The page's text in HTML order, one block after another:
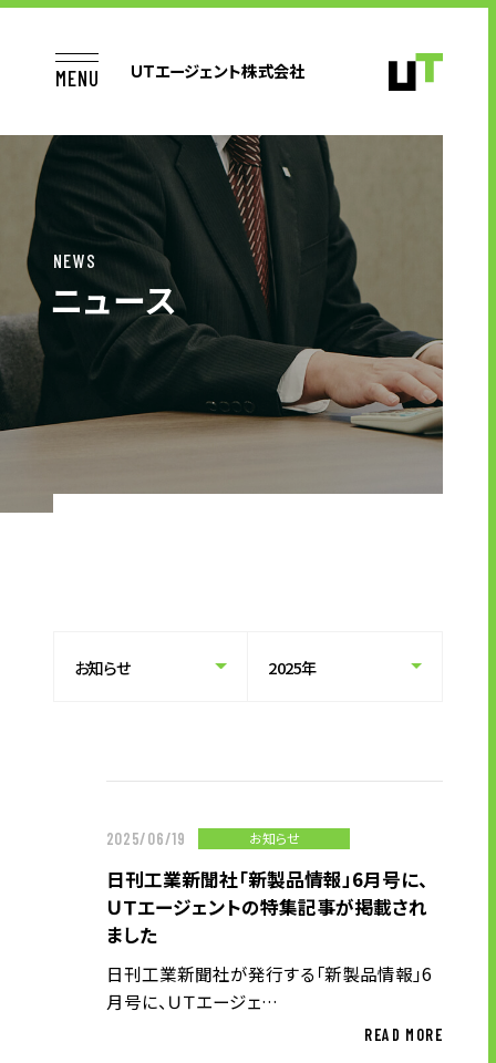
MENU ＵＴエージェント株式会社
お仕事をお探しの方へ
企業のご担当者様へ
企業情報
拠点一覧
労働者派遣事業の状況について
ニュース
グループ企業リンク
サイトのご利用にあたって
顧客情報の取り扱いについて
NEWS
ニュース
2025/06/19 お知らせ
日刊工業新聞社「新製品情報」6月号に、
ＵＴエージェントの特集記事が掲載され
ました
日刊工業新聞社が発行する「新製品情報」6
月号に、ＵＴエージェ…
READ MORE